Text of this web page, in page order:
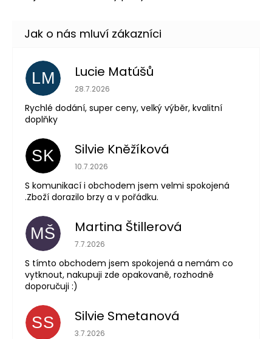
LM Lucie Matúšů
Hodnocení obchodu je 5 z 5 hvězdiček.
28.7.2026
Rychlé dodání, super ceny, velký výběr, kvalitní
doplňky
SK Silvie Kněžíková
Hodnocení obchodu je 5 z 5 hvězdiček.
10.7.2026
S komunikací i obchodem jsem velmi spokojená
.Zboží dorazilo brzy a v pořádku.
MŠ Martina Štillerová
Hodnocení obchodu je 5 z 5 hvězdiček.
7.7.2026
S tímto obchodem jsem spokojená a nemám co
vytknout, nakupuji zde opakovaně, rozhodně
doporučuji :)
SS Silvie Smetanová
Hodnocení obchodu je 5 z 5 hvězdiček.
3.7.2026